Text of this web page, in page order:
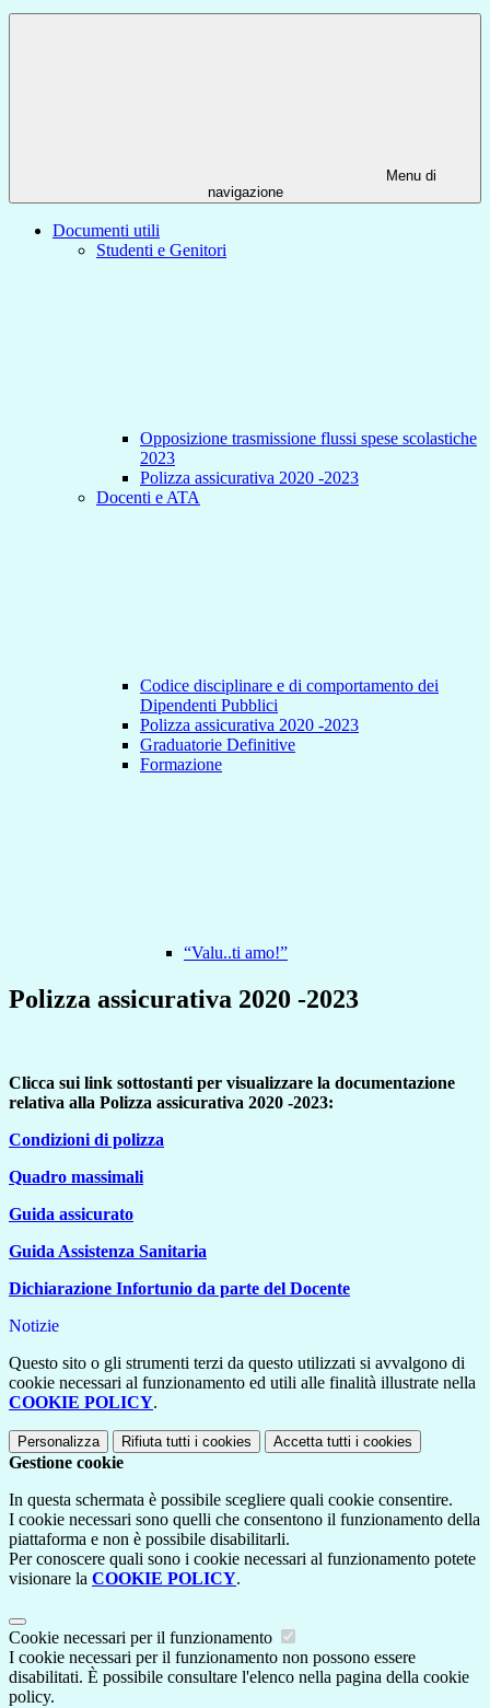
Menu di
navigazione
Documenti utili
Studenti e Genitori
Opposizione trasmissione flussi spese scolastiche
2023
Polizza assicurativa 2020 -2023
Docenti e ATA
Codice disciplinare e di comportamento dei
Dipendenti Pubblici
Polizza assicurativa 2020 -2023
Graduatorie Definitive
Formazione
“Valu..ti amo!”
Polizza assicurativa 2020 -2023
Clicca sui link sottostanti per visualizzare la documentazione
relativa alla Polizza assicurativa 2020 -2023:
Condizioni di polizza
Quadro massimali
Guida assicurato
Guida Assistenza Sanitaria
Dichiarazione Infortunio da parte del Docente
Notizie
Questo sito o gli strumenti terzi da questo utilizzati si avvalgono di
cookie necessari al funzionamento ed utili alle finalità illustrate nella
COOKIE POLICY.
Personalizza Rifiuta tutti i cookies Accetta tutti i cookies
Gestione cookie
In questa schermata è possibile scegliere quali cookie consentire.
I cookie necessari sono quelli che consentono il funzionamento della
piattaforma e non è possibile disabilitarli.
Per conoscere quali sono i cookie necessari al funzionamento potete
visionare la COOKIE POLICY.
Cookie necessari per il funzionamento
I cookie necessari per il funzionamento non possono essere
disabilitati. È possibile consultare l'elenco nella pagina della cookie
policy.